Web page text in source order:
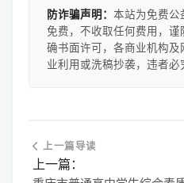
防诈骗声明： 本站为免费公
免费，不收取任何费用，谨
确书面许可，各商业机构
业利用或洗稿抄袭，违者必
上一篇导读
上一篇：